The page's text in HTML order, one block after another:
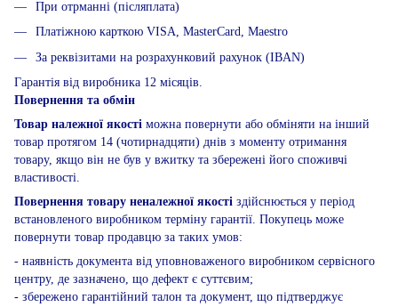
При отрманні (післяплата)
Платіжною карткою VISA, MasterCard, Maestro
За реквізитами на розрахунковий рахунок (IBAN)
Гарантія від виробника 12 місяців.
Повернення та обмін
Товар належної якості можна повернути або обміняти на інший
товар протягом 14 (чотирнадцяти) днів з моменту отримання
товару, якщо він не був у вжитку та збережені його споживчі
властивості.
Повернення товару неналежної якості здійснюється у період
встановленого виробником терміну гарантії. Покупець може
повернути товар продавцю за таких умов:
- наявність документа від уповноваженого виробником сервісного
центру, де зазначено, що дефект є суттєвим;
- збережено гарантійний талон та документ, що підтверджує